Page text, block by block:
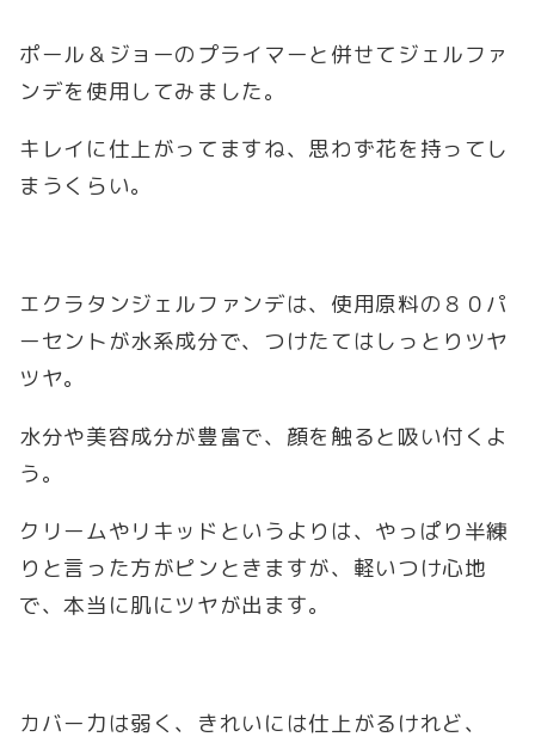
ポール＆ジョーのプライマーと併せてジェルファ
ンデを使用してみました。
キレイに仕上がってますね、思わず花を持ってし
まうくらい。
エクラタンジェルファンデは、使用原料の８０パ
ーセントが水系成分で、つけたてはしっとりツヤ
ツヤ。
水分や美容成分が豊富で、顔を触ると吸い付くよ
う。
クリームやリキッドというよりは、やっぱり半練
りと言った方がピンときますが、軽いつけ心地
で、本当に肌にツヤが出ます。
カバー力は弱く、きれいには仕上がるけれど、